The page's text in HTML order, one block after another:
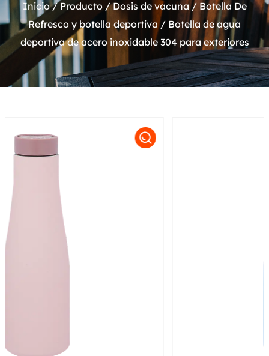
Inicio/Producto/Dosis de vacuna/ Botella De
Refresco y botella deportiva/ Botella de agua
deportiva de acero inoxidable 304 para exteriores